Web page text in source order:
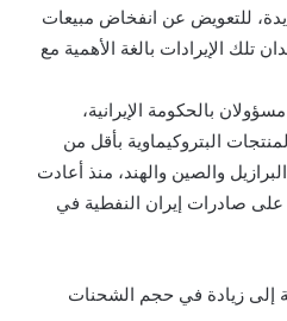
للتعويض عن انفخاض مبيعات
تلك الإيرادات بالغة الأهمية مع
بالحكومة الإيرانية،
البتروكيماوية بأقل من
والصين والهند، منذ أعادت
صادرات إيران النفطية في
إلى زيادة في حجم الشحنات